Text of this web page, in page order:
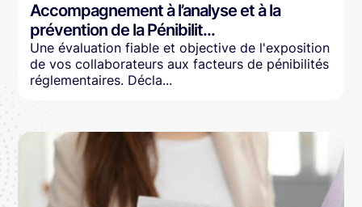
Accompagnement à l’analyse et à la
prévention de la Pénibilit...
Une évaluation fiable et objective de l'exposition
de vos collaborateurs aux facteurs de pénibilités
réglementaires. Décla...